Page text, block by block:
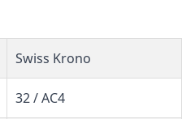
Swiss Krono
32 / AC4